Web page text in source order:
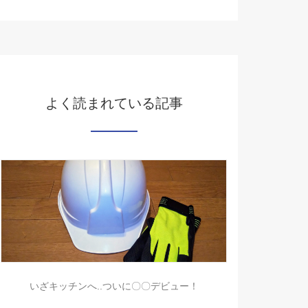
よく読まれている記事
いざキッチンへ..ついに〇〇デビュー！